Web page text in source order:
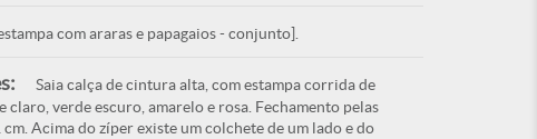
com araras e papagaios - conjunto].
Saia calça de cintura alta, com estampa corrida de
verde escuro, amarelo e rosa. Fechamento pelas
Acima do zíper existe um colchete de um lado e do